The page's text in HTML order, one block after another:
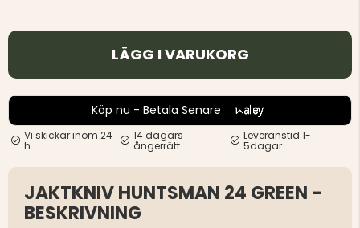
LÄGG I VARUKORG
Köp nu - Betala Senare
Vi skickar inom 24
h
14 dagars
ångerrätt
Leveranstid 1-
5dagar
JAKTKNIV HUNTSMAN 24 GREEN -
BESKRIVNING